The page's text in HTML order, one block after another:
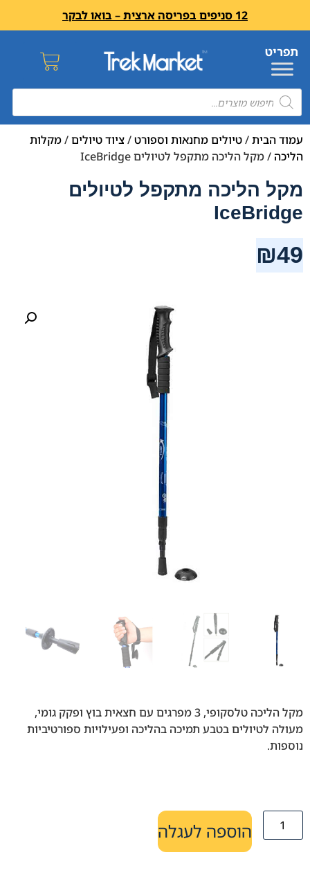
12 סניפים בפריסה ארצית – בואו לבקר
עמוד הבית/טיולים מחנאות וספורט/ציוד טיולים/מקלות
הליכה / מקל הליכה מתקפל לטיולים IceBridge
מקל הליכה מתקפל לטיולים
IceBridge
₪49
מקל הליכה טלסקופי, 3 מפרגים עם חצאית בוץ ופקק גומי,
מעולה לטיולים בטבע תמיכה בהליכה ופעילויות ספורטיביות
נוספות.
הוספה לעגלה